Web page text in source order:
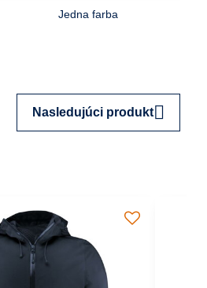
Jedna farba
Nasledujúci produkt